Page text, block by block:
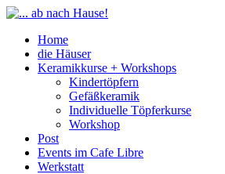
Home
die Häuser
Keramikkurse + Workshops
Kindertöpfern
Gefäßkeramik
Individuelle Töpferkurse
Workshop
Post
Events im Cafe Libre
Werkstatt